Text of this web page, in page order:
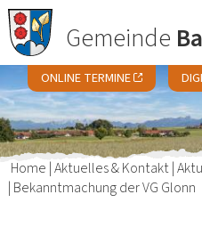
ONLINE TERMINE
Gemeinde
Home |Aktuelles & Kontakt|
| Bekanntmachung der VG Glonn